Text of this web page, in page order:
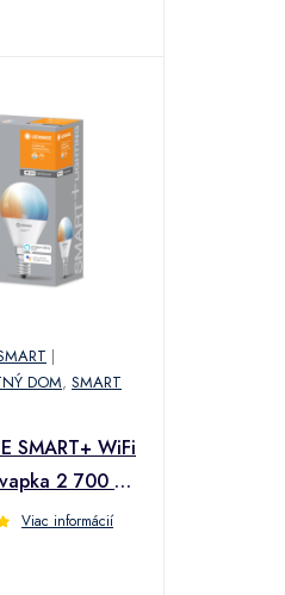
|
DOM, SMART
SMART+ WiFi
2 700 –
Viac informácií